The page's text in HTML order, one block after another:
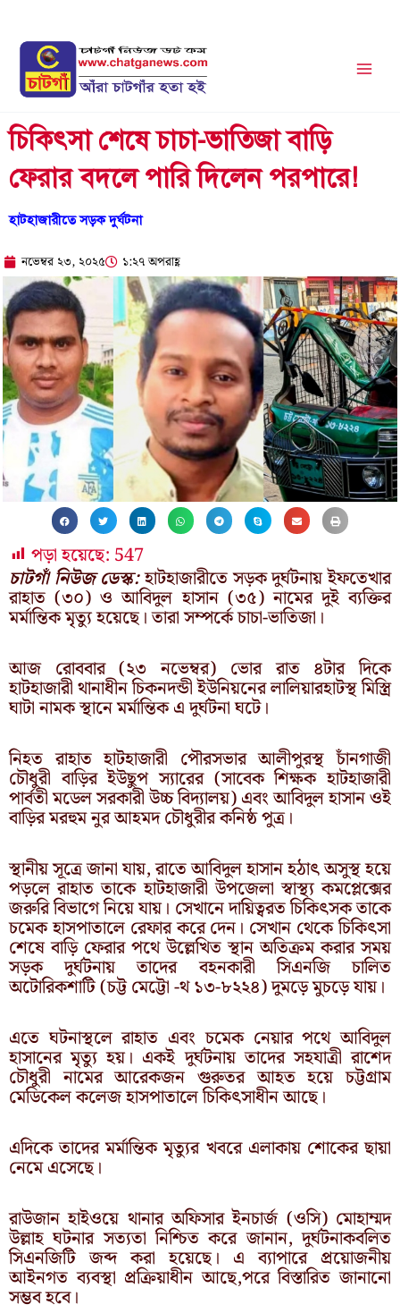
content
চিকিৎসা শেষে চাচা-ভাতিজা বাড়ি
ফেরার বদলে পারি দিলেন পরপারে!
হাটহাজারীতে সড়ক দুর্ঘটনা
নভেম্বর ২৩, ২০২৫ ১:২৭ অপরাহ্ণ
পড়া হয়েছে: 547
চাটগাঁ নিউজ ডেস্ক:হাটহাজারীতে সড়ক দুর্ঘটনায় ইফতেখার
রাহাত (৩০) ও আবিদুল হাসান (৩৫) নামের দুই ব্যক্তির
মর্মান্তিক মৃত্যু হয়েছে। তারা সম্পর্কে চাচা-ভাতিজা।
আজ রোববার (২৩ নভেম্বর) ভোর রাত ৪টার দিকে
হাটহাজারী থানাধীন চিকনদন্ডী ইউনিয়নের লালিয়ারহাটস্থ মিস্ত্রি
ঘাটা নামক স্থানে মর্মান্তিক এ দুর্ঘটনা ঘটে।
নিহত রাহাত হাটহাজারী পৌরসভার আলীপুরস্থ চাঁনগাজী
চৌধুরী বাড়ির ইউছুপ স্যারের (সাবেক শিক্ষক হাটহাজারী
পার্বতী মডেল সরকারী উচ্চ বিদ্যালয়) এবং আবিদুল হাসান ওই
বাড়ির মরহুম নুর আহমদ চৌধুরীর কনিষ্ঠ পুত্র।
স্থানীয় সূত্রে জানা যায়, রাতে আবিদুল হাসান হঠাৎ অসুস্থ হয়ে
পড়লে রাহাত তাকে হাটহাজারী উপজেলা স্বাস্থ্য কমপ্লেক্সের
জরুরি বিভাগে নিয়ে যায়। সেখানে দায়িত্বরত চিকিৎসক তাকে
চমেক হাসপাতালে রেফার করে দেন। সেখান থেকে চিকিৎসা
শেষে বাড়ি ফেরার পথে উল্লেখিত স্থান অতিক্রম করার সময়
সড়ক দুর্ঘটনায় তাদের বহনকারী সিএনজি চালিত
অটোরিকশাটি (চট্ট মেট্টো -থ ১৩-৮২২৪) দুমড়ে মুচড়ে যায়।
এতে ঘটনাস্থলে রাহাত এবং চমেক নেয়ার পথে আবিদুল
হাসানের মৃত্যু হয়। একই দুর্ঘটনায় তাদের সহযাত্রী রাশেদ
চৌধুরী নামের আরেকজন গুরুতর আহত হয়ে চট্টগ্রাম
মেডিকেল কলেজ হাসপাতালে চিকিৎসাধীন আছে।
এদিকে তাদের মর্মান্তিক মৃত্যুর খবরে এলাকায় শোকের ছায়া
নেমে এসেছে।
রাউজান হাইওয়ে থানার অফিসার ইনচার্জ (ওসি) মোহাম্মদ
উল্লাহ ঘটনার সত্যতা নিশ্চিত করে জানান, দুর্ঘটনাকবলিত
সিএনজিটি জব্দ করা হয়েছে। এ ব্যাপারে প্রয়োজনীয়
আইনগত ব্যবস্থা প্রক্রিয়াধীন আছে,পরে বিস্তারিত জানানো
সম্ভব হবে।